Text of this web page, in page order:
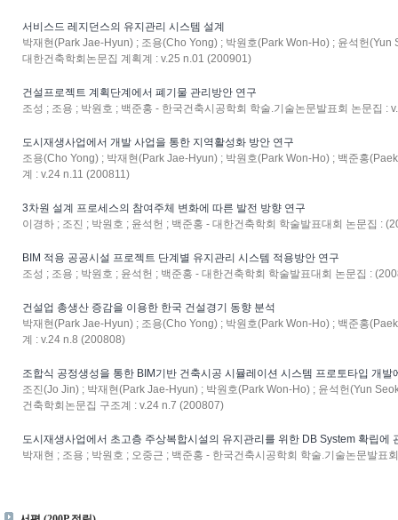
서비스드 레지던스의 유지관리 시스템 설계
박재현(Park Jae-Hyun) ; 조용(Cho Yong) ; 박원호(Park Won-Ho) ; 윤석헌
대한건축학회논문집 계획계 : v.25 n.01 (200901)
건설프로젝트 계획단계에서 폐기물 관리방안 연구
조성 ; 조용 ; 박원호 ; 백준홍 - 한국건축시공학회 학술.기술논문발표회 논문집 :
도시재생사업에서 개발 사업을 통한 지역활성화 방안 연구
조용(Cho Yong) ; 박재현(Park Jae-Hyun) ; 박원호(Park Won-Ho) ; 백준홍
계 : v.24 n.11 (200811)
3차원 설계 프로세스의 참여주체 변화에 따른 발전 방향 연구
이경하 ; 조진 ; 박원호 ; 윤석헌 ; 백준홍 - 대한건축학회 학술발표대회 논문집 :
BIM 적용 공공시설 프로젝트 단계별 유지관리 시스템 적용방안 연구
조성 ; 조용 ; 박원호 ; 윤석헌 ; 백준홍 - 대한건축학회 학술발표대회 논문집 :
건설업 총생산 증감을 이용한 한국 건설경기 동향 분석
박재현(Park Jae-Hyun) ; 조용(Cho Yong) ; 박원호(Park Won-Ho) ; 백준홍
계 : v.24 n.8 (200808)
조합식 공정생성을 통한 BIM기반 건축시공 시뮬레이션 시스템 프로토타입 개발
조진(Jo Jin) ; 박재현(Park Jae-Hyun) ; 박원호(Park Won-Ho) ; 윤석헌(Yun
건축학회논문집 구조계 : v.24 n.7 (200807)
도시재생사업에서 초고층 주상복합시설의 유지관리를 위한 DB System 확립에
박재현 ; 조용 ; 박원호 ; 오중근 ; 백준홍 - 한국건축시공학회 학술.기술논문발표